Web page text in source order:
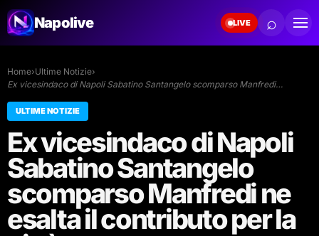
Napolive LIVE ⌕
Home›Ultime Notizie›
Ex vicesindaco di Napoli Sabatino Santangelo scomparso Manfredi…
ULTIME NOTIZIE
Ex vicesindaco di Napoli
Sabatino Santangelo
scomparso Manfredi ne
esalta il contributo per la